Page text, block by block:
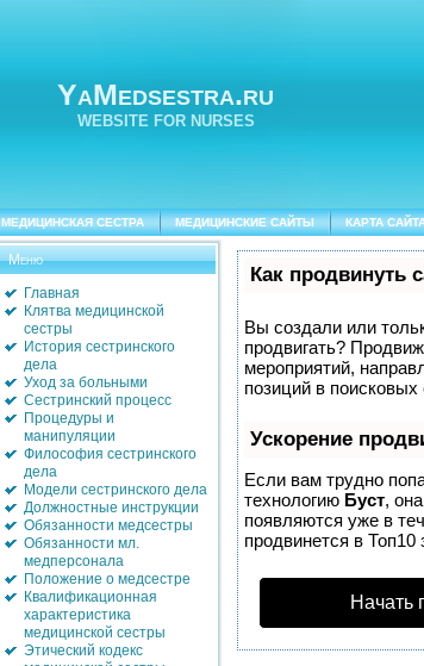
YaMedsestra.ru
WEBSITE FOR NURSES
МЕДИЦИНСКАЯ СЕСТРА МЕДИЦИНСКИЕ САЙТЫ КАРТА
Меню
Главная
Клятва медицинской
сестры
История сестринского
дела
Уход за больными
Сестринский процесс
Процедуры и
манипуляции
Философия сестринского
дела
Модели сестринского дела
Должностные инструкции
Обязанности медсестры
Обязанности мл.
медперсонала
Положение о медсестре
Квалификационная
характеристика
медицинской сестры
Этический кодекс
Как продвинуть
Вы создали или
продвигать?
мероприятий,
позиций в поисковых
Ускорение
Если вам трудно
технологию Буст,
появляются уже в
продвинется в Топ10
Начать